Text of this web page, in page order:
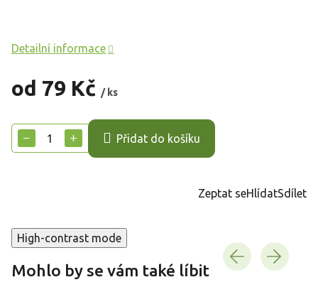
od 79 Kč / ks
cena:
+
− Přidat do košíku
Detailní informace
Zeptat seHlídatSdílet
High-contrast mode
Mohlo by se vám také líbit